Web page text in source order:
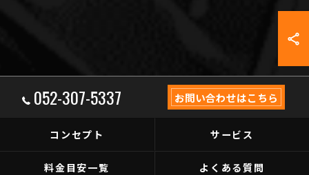
052-307-5337 お問い合わせはこちら
コンセプト サービス
料金目安一覧 よくある質問